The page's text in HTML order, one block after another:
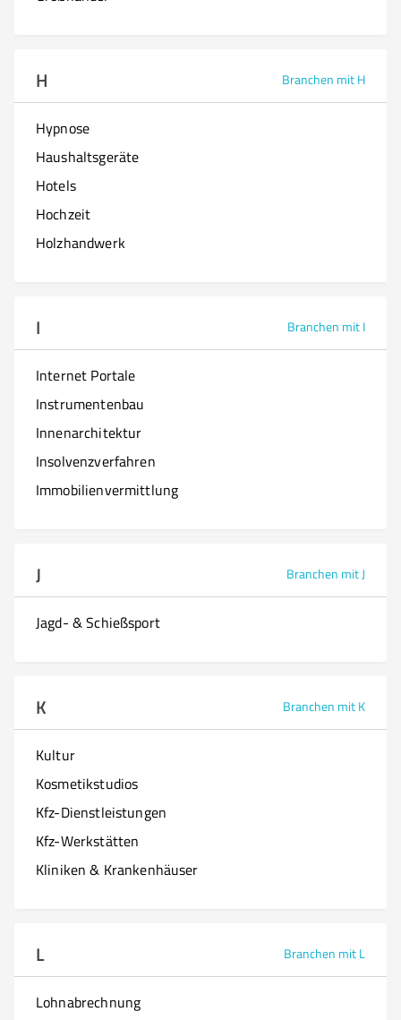
H Branchen mit H
Hypnose
Haushaltsgeräte
Hotels
Hochzeit
Holzhandwerk
I Branchen mit I
Internet Portale
Instrumentenbau
Innenarchitektur
Insolvenzverfahren
Immobilienvermittlung
J Branchen mit J
Jagd- & Schießsport
K Branchen mit K
Kultur
Kosmetikstudios
Kfz-Dienstleistungen
Kfz-Werkstätten
Kliniken & Krankenhäuser
L Branchen mit L
Lohnabrechnung